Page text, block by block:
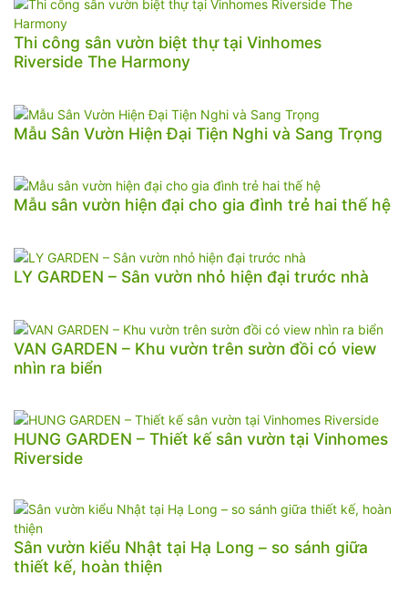
Thi công sân vườn biệt thự tại Vinhomes
Riverside The Harmony
Mẫu Sân Vườn Hiện Đại Tiện Nghi và Sang Trọng
Mẫu sân vườn hiện đại cho gia đình trẻ hai thế hệ
LY GARDEN – Sân vườn nhỏ hiện đại trước nhà
VAN GARDEN – Khu vườn trên sườn đồi có view
nhìn ra biển
HUNG GARDEN – Thiết kế sân vườn tại Vinhomes
Riverside
Sân vườn kiểu Nhật tại Hạ Long – so sánh giữa
thiết kế, hoàn thiện